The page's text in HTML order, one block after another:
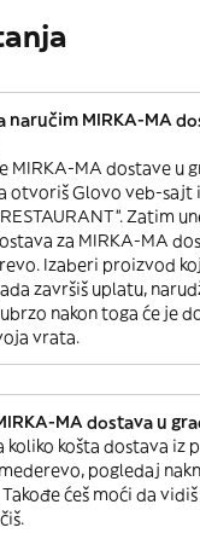
naručim MIRKA-MA
MIRKA-MA dostave u
otvoriš Glovo veb-sajt
Zatim
za MIRKA-MA
Izaberi proizvod
završiš uplatu,
nakon toga će je
vrata.
MA dostava u
koliko košta dostava iz
pogledaj
ćeš moći da